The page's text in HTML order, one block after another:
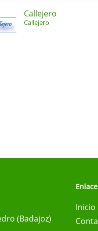
Callejero
Callejero
(Badajoz)
Inicio